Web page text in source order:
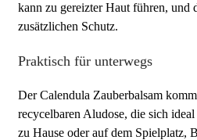
kann zu gereizter Haut führen, und
zusätzlichen Schutz.
Praktisch für unterwegs
Der Calendula Zauberbalsam
recycelbaren Aludose, die sich
zu Hause oder auf dem Spielplatz,